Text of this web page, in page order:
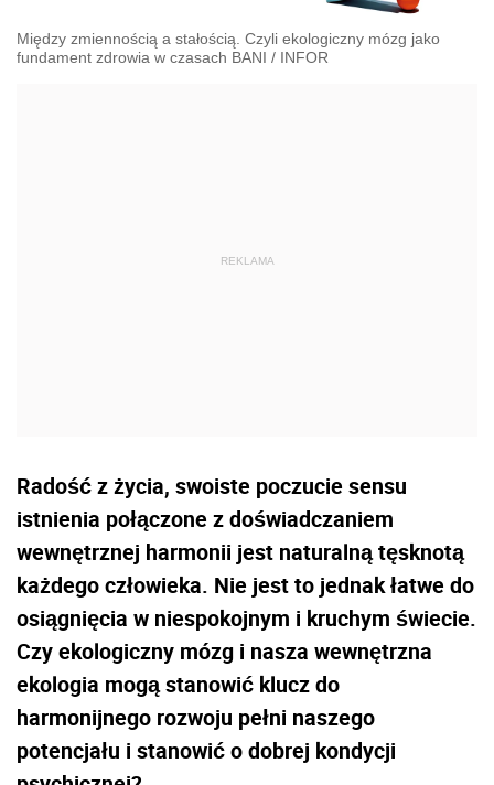
Między zmiennością a stałością. Czyli ekologiczny mózg jako
fundament zdrowia w czasach BANI / INFOR
Radość z życia, swoiste poczucie sensu
istnienia połączone z doświadczaniem
wewnętrznej harmonii jest naturalną tęsknotą
każdego człowieka. Nie jest to jednak łatwe do
osiągnięcia w niespokojnym i kruchym świecie.
Czy ekologiczny mózg i nasza wewnętrzna
ekologia mogą stanowić klucz do
harmonijnego rozwoju pełni naszego
potencjału i stanowić o dobrej kondycji